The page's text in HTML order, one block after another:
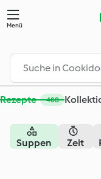
Menü
Rezepte 408
Suppen Zeit
Suche - Cookidoo® –